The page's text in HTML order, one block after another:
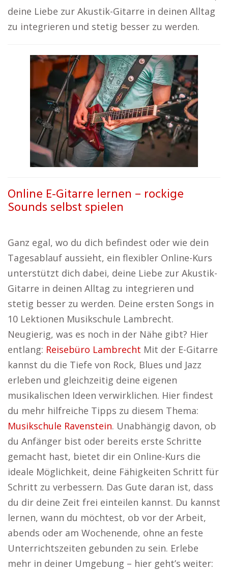
deine Liebe zur Akustik-Gitarre in deinen Alltag
zu integrieren und stetig besser zu werden.
Online E-Gitarre lernen – rockige
Sounds selbst spielen
Ganz egal, wo du dich befindest oder wie dein
Tagesablauf aussieht, ein flexibler Online-Kurs
unterstützt dich dabei, deine Liebe zur Akustik-
Gitarre in deinen Alltag zu integrieren und
stetig besser zu werden. Deine ersten Songs in
10 Lektionen Musikschule Lambrecht.
Neugierig, was es noch in der Nähe gibt? Hier
entlang: Reisebüro Lambrecht Mit der E-Gitarre
kannst du die Tiefe von Rock, Blues und Jazz
erleben und gleichzeitig deine eigenen
musikalischen Ideen verwirklichen. Hier findest
du mehr hilfreiche Tipps zu diesem Thema:
Musikschule Ravenstein. Unabhängig davon, ob
du Anfänger bist oder bereits erste Schritte
gemacht hast, bietet dir ein Online-Kurs die
ideale Möglichkeit, deine Fähigkeiten Schritt für
Schritt zu verbessern. Das Gute daran ist, dass
du dir deine Zeit frei einteilen kannst. Du kannst
lernen, wann du möchtest, ob vor der Arbeit,
abends oder am Wochenende, ohne an feste
Unterrichtszeiten gebunden zu sein. Erlebe
mehr in deiner Umgebung – hier geht’s weiter: